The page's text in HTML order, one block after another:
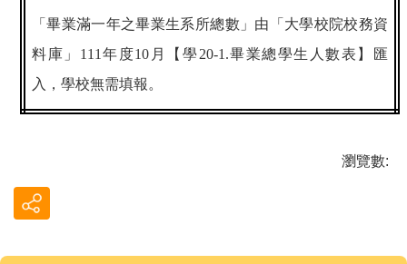
「畢業滿一年之畢業生系所總數」由「大學校院校務資
料庫」 111 年度10 月【學 20-1.畢業總學生人數表】匯
入，學校無需填報。
瀏覽數: